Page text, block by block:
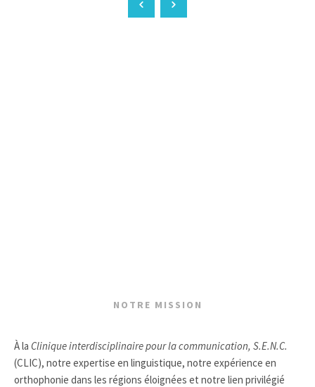
NOTRE MISSION
À la Clinique interdisciplinaire pour la communication, S.E.N.C.
(CLIC), notre expertise en linguistique, notre expérience en
orthophonie dans les régions éloignées et notre lien privilégié